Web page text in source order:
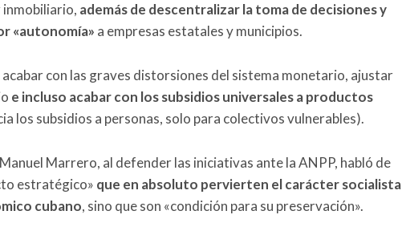
además de descentralizar la toma de decisiones y
«autonomía» a empresas estatales y municipios.
acabar con las graves distorsiones del sistema monetario, ajustar
e incluso acabar con los subsidios universales a productos
los subsidios a personas, solo para colectivos vulnerables).
Marrero, al defender las iniciativas ante la ANPP, habló de
estratégico» que en absoluto pervierten el carácter socialista
cubano, sino que son «condición para su preservación».